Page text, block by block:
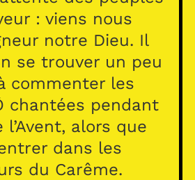
: viens nous
notre Dieu. Il
se trouver un peu
commenter les
chantées pendant
alors que
dans les
du Carême.